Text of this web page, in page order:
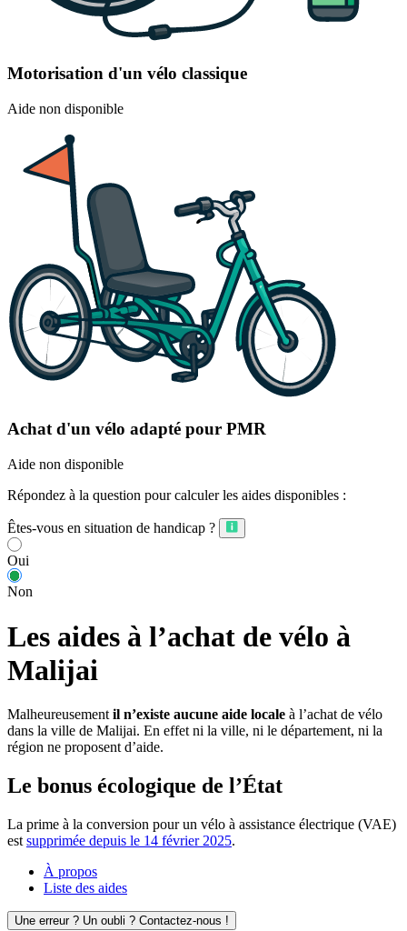
Motorisation d'un vélo classique
Aide non disponible
Achat d'un vélo adapté pour PMR
Aide non disponible
Répondez à la question pour calculer les aides disponibles :
Êtes-vous en situation de handicap ?
Oui
Non
Les aides à l’achat de vélo à
Malijai
Malheureusement il n’existe aucune aide locale à l’achat de vélo
dans la ville de Malijai. En effet ni la ville, ni le département, ni la
région ne proposent d’aide.
Le bonus écologique de l’État
La prime à la conversion pour un vélo à assistance électrique (VAE)
est supprimée depuis le 14 février 2025.
À propos
Liste des aides
Une erreur ? Un oubli ? Contactez-nous !